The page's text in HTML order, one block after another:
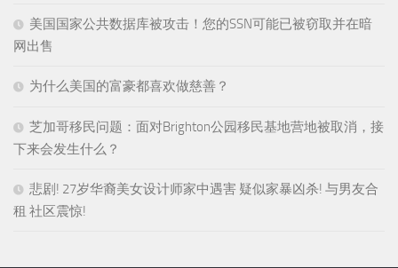
美国国家公共数据库被攻击！您的SSN可能已被窃取并在暗
网出售
为什么美国的富豪都喜欢做慈善？
芝加哥移民问题：面对Brighton公园移民基地营地被取消，接
下来会发生什么？
悲剧! 27岁华裔美女设计师家中遇害 疑似家暴凶杀! 与男友合
租 社区震惊!